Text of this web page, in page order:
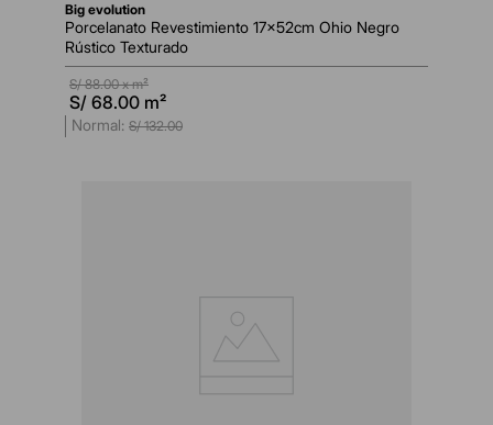
big evolution
Porcelanato Revestimiento 17x52cm Ohio Negro
Rústico Texturado
S/88.00x m²
S/ 68.00 m²
S/ 132.00